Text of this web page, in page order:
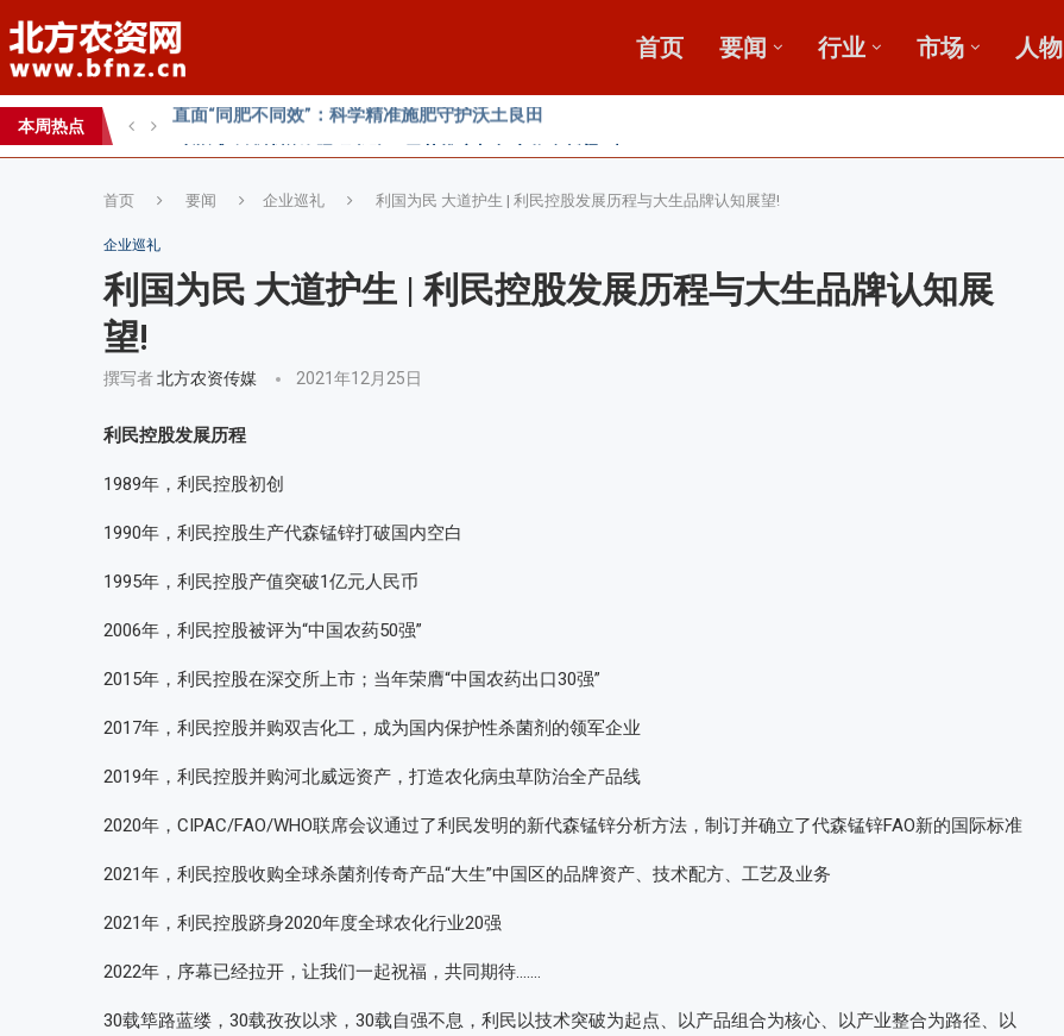
首页 要闻 行业 市场 人物
本周热点
智创未来，和合共生——2026WAFI畜牧科技创新论坛启动会...
内生菌的百亿蓝海，邦安G31如何以“抗盐基因”破局？
首页 要闻 企业巡礼 利国为民 大道护生 | 利民控股发展历程与大生品牌认知展望!
企业巡礼
利国为民 大道护生 | 利民控股发展历程与大生品牌认知展
望!
撰写者北方农资传媒 2021年12月25日
利民控股发展历程
1989年，利民控股初创
1990年，利民控股生产代森锰锌打破国内空白
1995年，利民控股产值突破1亿元人民币
2006年，利民控股被评为“中国农药50强”
2015年，利民控股在深交所上市；当年荣膺“中国农药出口30强”
2017年，利民控股并购双吉化工，成为国内保护性杀菌剂的领军企业
2019年，利民控股并购河北威远资产，打造农化病虫草防治全产品线
2020年，CIPAC/FAO/WHO联席会议通过了利民发明的新代森锰锌分析方法，制订并确立了代森锰锌FAO新的国际标准
2021年，利民控股收购全球杀菌剂传奇产品“大生”中国区的品牌资产、技术配方、工艺及业务
2021年，利民控股跻身2020年度全球农化行业20强
2022年，序幕已经拉开，让我们一起祝福，共同期待…….
30载筚路蓝缕，30载孜孜以求，30载自强不息，利民以技术突破为起点、以产品组合为核心、以产业整合为路径、以